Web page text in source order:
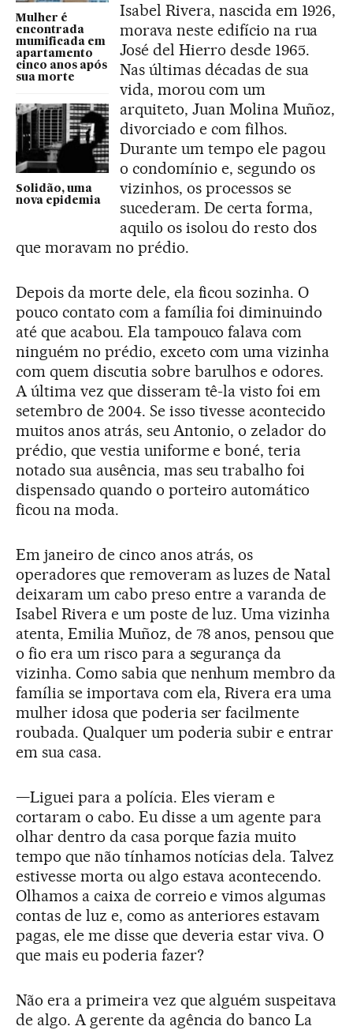
Mulher é
encontrada
mumificada em
apartamento
cinco anos após
sua morte
Solidão, uma
nova epidemia
Isabel Rivera, nascida em 1926,
morava neste edifício na rua
José del Hierro desde 1965.
Nas últimas décadas de sua
vida, morou com um
arquiteto, Juan Molina Muñoz,
divorciado e com filhos.
Durante um tempo ele pagou
o condomínio e, segundo os
vizinhos, os processos se
sucederam. De certa forma,
aquilo os isolou do resto dos
que moravam no prédio.
Depois da morte dele, ela ficou sozinha. O
pouco contato com a família foi diminuindo
até que acabou. Ela tampouco falava com
ninguém no prédio, exceto com uma vizinha
com quem discutia sobre barulhos e odores.
A última vez que disseram tê-la visto foi em
setembro de 2004. Se isso tivesse acontecido
muitos anos atrás, seu Antonio, o zelador do
prédio, que vestia uniforme e boné, teria
notado sua ausência, mas seu trabalho foi
dispensado quando o porteiro automático
ficou na moda.
Em janeiro de cinco anos atrás, os
operadores que removeram as luzes de Natal
deixaram um cabo preso entre a varanda de
Isabel Rivera e um poste de luz. Uma vizinha
atenta, Emilia Muñoz, de 78 anos, pensou que
o fio era um risco para a segurança da
vizinha. Como sabia que nenhum membro da
família se importava com ela, Rivera era uma
mulher idosa que poderia ser facilmente
roubada. Qualquer um poderia subir e entrar
em sua casa.
—Liguei para a polícia. Eles vieram e
cortaram o cabo. Eu disse a um agente para
olhar dentro da casa porque fazia muito
tempo que não tínhamos notícias dela. Talvez
estivesse morta ou algo estava acontecendo.
Olhamos a caixa de correio e vimos algumas
contas de luz e, como as anteriores estavam
pagas, ele me disse que deveria estar viva. O
que mais eu poderia fazer?
Não era a primeira vez que alguém suspeitava
de algo. A gerente da agência do banco La